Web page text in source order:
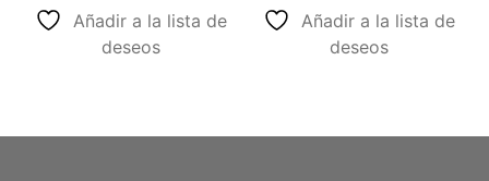
Añadir a la lista de
deseos
Añadir a la lista de
deseos